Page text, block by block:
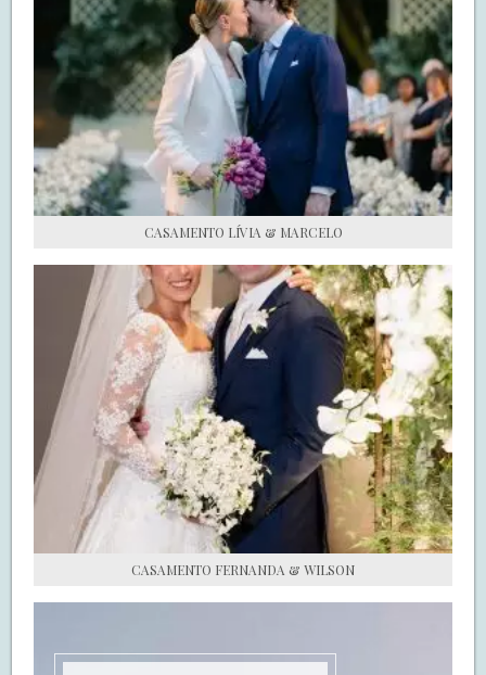
COZINHA
DECORAÇÃO
DE NOIVA PRA NOIVA
S.O.S CASADAS
FALE COM O SAY I DO
CASAMENTO LÍVIA & MARCELO
CASAMENTO FERNANDA & WILSON